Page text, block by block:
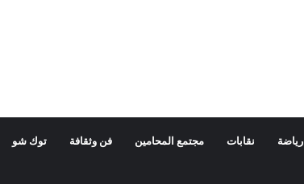
رياضة نقابات مجتمع المحامين فن وثقافة توك شو